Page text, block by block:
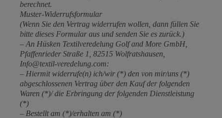
berechnet.
Muster-Widerrufsformular
(Wenn Sie den Vertrag widerrufen wollen, dann füllen Sie
bitte dieses Formular aus und senden Sie es zurück.)
– An Hüsken Textilveredelung Golf and More GmbH,
Pfaffenrieder Straße 1, 82515 Wolfratshausen,
Info@textil-veredelung.com:
– Hiermit widerrufe(n) ich/wir (*) den von mir/uns (*)
abgeschlossenen Vertrag über den Kauf der folgenden
Waren (*)/ die Erbringung der folgenden Dienstleistung
(*)
– Bestellt am (*)/erhalten am (*)